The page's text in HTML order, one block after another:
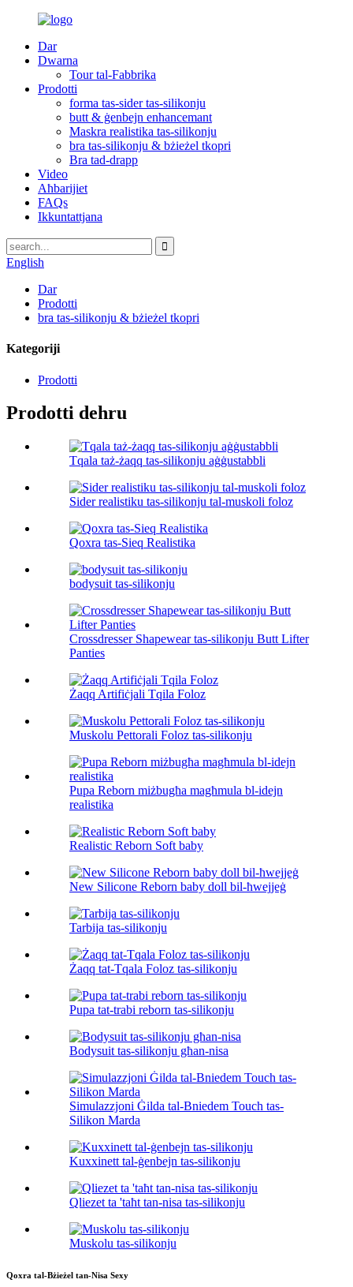
Dar
Dwarna
Tour tal-Fabbrika
Prodotti
forma tas-sider tas-silikonju
butt & ġenbejn enhancemant
Maskra realistika tas-silikonju
bra tas-silikonju & bżieżel tkopri
Bra tad-drapp
Video
Aħbarijiet
FAQs
Ikkuntattjana
English
Dar
Prodotti
bra tas-silikonju & bżieżel tkopri
Kategoriji
Prodotti
Prodotti dehru
Tqala taż-żaqq tas-silikonju aġġustabbli
Sider realistiku tas-silikonju tal-muskoli foloz
Qoxra tas-Sieq Realistika
bodysuit tas-silikonju
Crossdresser Shapewear tas-silikonju Butt Lifter
Panties
Żaqq Artifiċjali Tqila Foloz
Muskolu Pettorali Foloz tas-silikonju
Pupa Reborn miżbugħa magħmula bl-idejn
realistika
Realistic Reborn Soft baby
New Silicone Reborn baby doll bil-ħwejjeġ
Tarbija tas-silikonju
Żaqq tat-Tqala Foloz tas-silikonju
Pupa tat-trabi reborn tas-silikonju
Bodysuit tas-silikonju għan-nisa
Simulazzjoni Ġilda tal-Bniedem Touch tas-
Silikon Marda
Kuxxinett tal-ġenbejn tas-silikonju
Qliezet ta 'taħt tan-nisa tas-silikonju
Muskolu tas-silikonju
Qoxra tal-Bżieżel tan-Nisa Sexy